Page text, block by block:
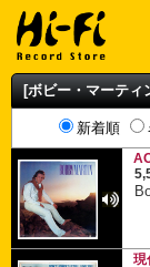
[ボビー・マーティ
新着順
現